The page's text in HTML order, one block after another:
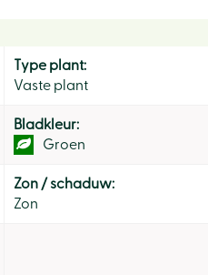
Type plant:
Vaste plant
Bladkleur:
Groen
Zon / schaduw:
Zon